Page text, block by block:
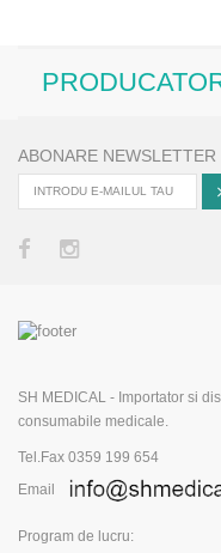
ABONARE NEWSLETTER
SH MEDICAL - Importator si
consumabile medicale.
Tel.Fax 0359 199 654
Email
Program de lucru: